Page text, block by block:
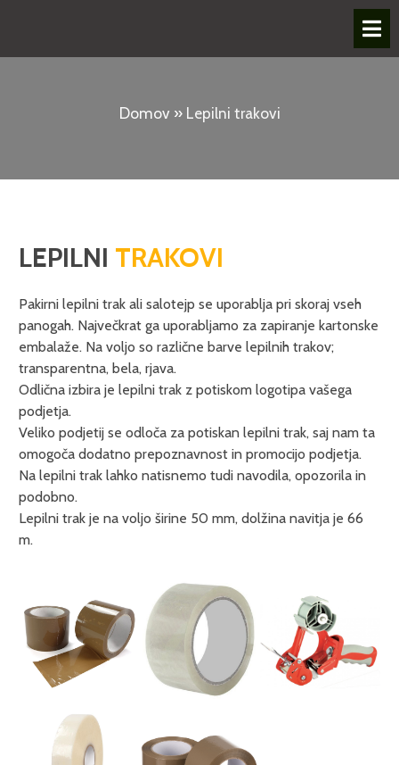
Domov» Lepilni trakovi
LEPILNI TRAKOVI
Pakirni lepilni trak ali salotejp se uporablja pri skoraj vseh
panogah. Največkrat ga uporabljamo za zapiranje kartonske
embalaže. Na voljo so različne barve lepilnih trakov;
transparentna, bela, rjava.
Odlična izbira je lepilni trak z potiskom logotipa vašega
podjetja.
Veliko podjetij se odloča za potiskan lepilni trak, saj nam ta
omogoča dodatno prepoznavnost in promocijo podjetja.
Na lepilni trak lahko natisnemo tudi navodila, opozorila in
podobno.
Lepilni trak je na voljo širine 50 mm, dolžina navitja je 66
m.